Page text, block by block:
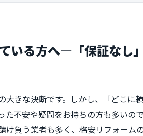
いる方へ―「保証なし
きな決断です。しかし、「どこに
不安や疑問をお持ちの方も多いの
負う業者も多く、格安リフォーム